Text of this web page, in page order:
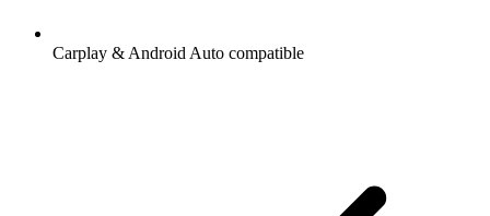
Carplay & Android Auto compatible